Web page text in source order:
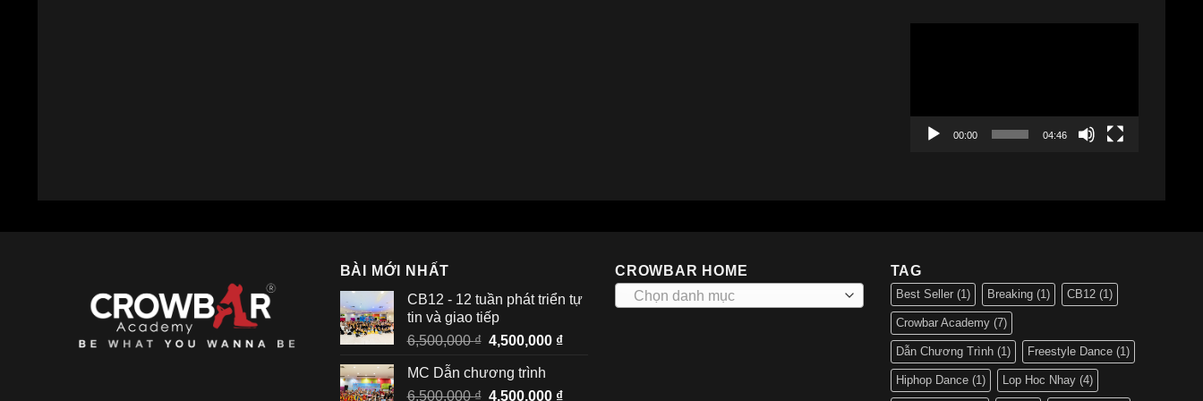
00:00 04:46
BÀI MỚI NHẤT
CB12 - 12 tuần phát triển tự
tin và giao tiếp
6,500,000₫ Giá
là:
6,500,000 ₫.
4,500,000 ₫Giá
là:
MC Dẫn chương trình
6,500,000₫ Giá
4,500,000 ₫Giá
CROWBAR HOME
Chọn danh mục
TAG
Best Seller(1) Breaking(1) CB12(1)
Crowbar Academy(7)
Dẫn Chương Trình(1) Freestyle Dance(1)
Hiphop Dance(1) Lop Hoc Nhay(4)